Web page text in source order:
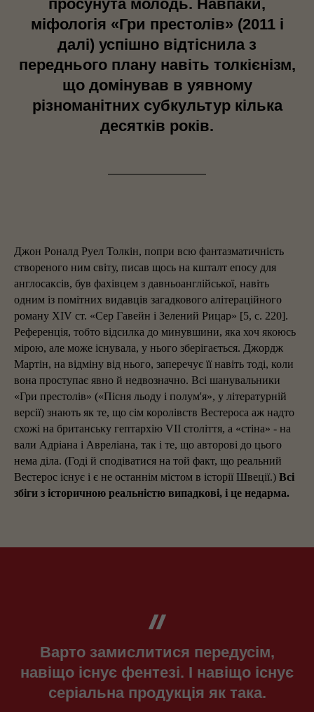
просунута молодь. Навпаки,
міфологія «Гри престолів» (2011 і
далі) успішно відтіснила з
переднього плану навіть толкієнізм,
що домінував в уявному
різноманітних субкультур кілька
десятків років.
Джон Роналд Руел Толкін, попри всю фантазматичність
створеного ним світу, писав щось на кшталт епосу для
англосаксів, був фахівцем з давньоанглійської, навіть
одним із помітних видавців загадкового алітераційного
роману XIV ст. «Сер Гавейн і Зелений Рицар» [5, с. 220].
Референція, тобто відсилка до минувшини, яка хоч якоюсь
мірою, але може існувала, у нього зберігається. Джордж
Мартін, на відміну від нього, заперечує її навіть тоді, коли
вона проступає явно й недвозначно. Всі шанувальники
«Гри престолів» («Пісня льоду і полум'я», у літературній
версії) знають як те, що сім королівств Вестероса аж надто
схожі на британську гептархію VII століття, а «стіна» - на
вали Адріана і Авреліана, так і те, що авторові до цього
нема діла. (Годі й сподіватися на той факт, що реальний
Вестерос існує і є не останнім містом в історії Швеції.) Всі
збіги з історичною реальністю випадкові, і це недарма.
Варто замислитися передусім,
навіщо існує фентезі. І навіщо існує
серіальна продукція як така.